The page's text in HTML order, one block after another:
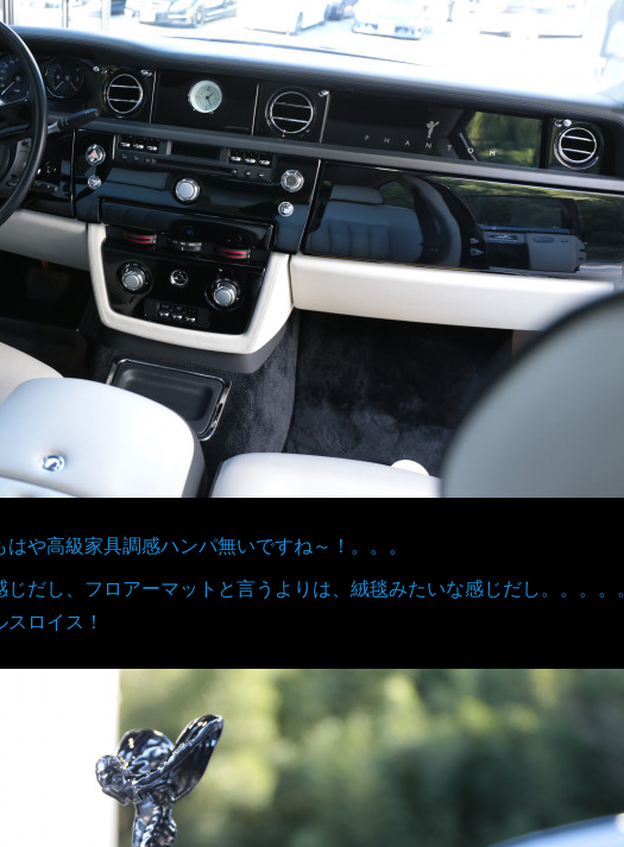
や高級家具調感ハンパ無いですね～！。。。
だし、フロアーマットと言うよりは、絨毯みたいな感じだし。。。。。
ロイス！